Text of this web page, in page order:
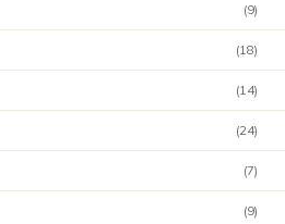
(9)
(18)
(14)
(24)
(7)
(9)